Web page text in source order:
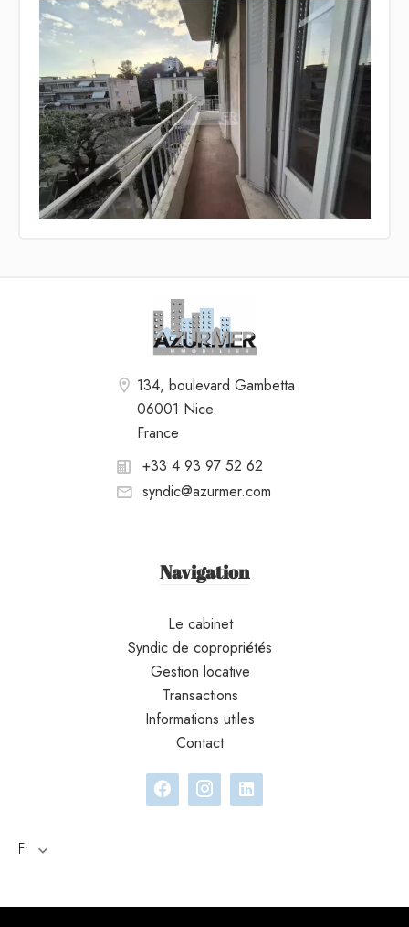
134, boulevard Gambetta
06001 Nice
France
+33 4 93 97 52 62
syndic@azurmer.com
Navigation
Le cabinet
Syndic de copropriétés
Gestion locative
Transactions
Informations utiles
Contact
Fr